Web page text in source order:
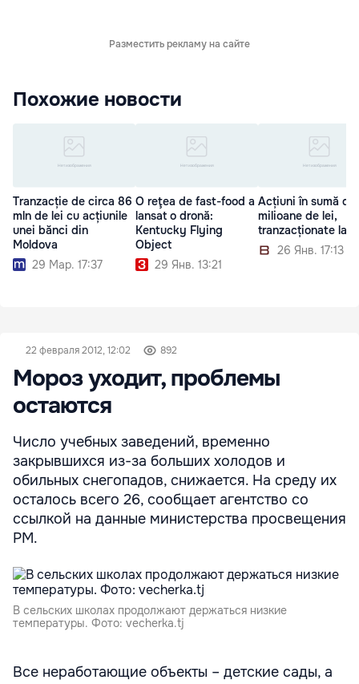
Разместить рекламу на сайте
Похожие новости
Tranzacție de circa 86
mln de lei cu acțiunile
unei bănci din
Moldova
29 Мар. 17:37
O reţea de fast-food a
lansat o dronă:
Kentucky Flying
Object
29 Янв. 13:21
Acțiuni în sumă de
milioane de lei,
tranzacționate la
26 Янв. 17:13
22 февраля 2012, 12:02 892
Мороз уходит, проблемы
остаются
Число учебных заведений, временно
закрывшихся из-за больших холодов и
обильных снегопадов, снижается. На среду их
осталось всего 26, сообщает агентство со
ссылкой на данные министерства просвещения
РМ.
В сельских школах продолжают держаться низкие
температуры. Фото: vecherka.tj
Все неработающие объекты – детские сады, а